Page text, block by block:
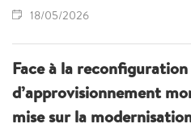
18/05/2026
Face à la
d’approvisionnement
mise sur la